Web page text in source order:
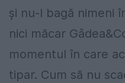
şi nu-l bagă nimeni
nici măcar
momentul în care
tipar. Cum să nu